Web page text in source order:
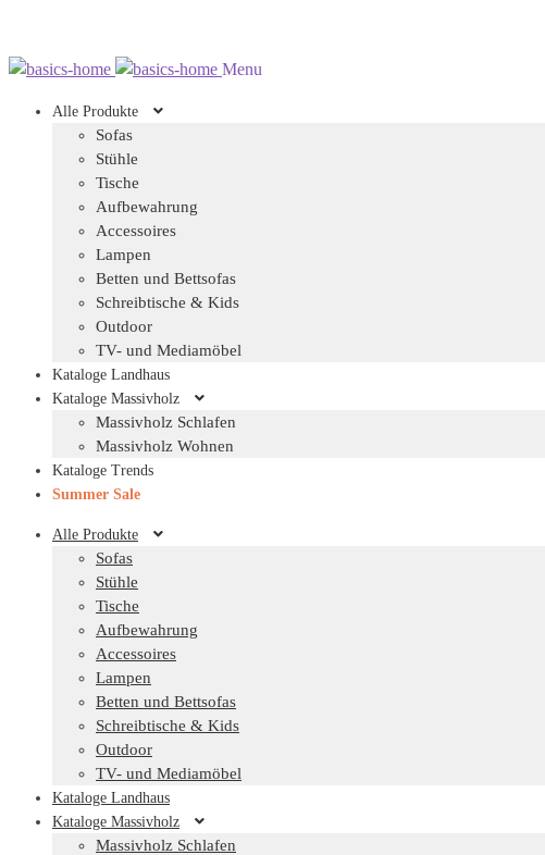
Zur
springen
Zum
springen
Menu
Alle Produkte
Sofas
Stühle
Tische
Aufbewahrung
Accessoires
Lampen
Betten und Bettsofas
Schreibtische & Kids
Outdoor
TV- und Mediamöbel
Kataloge Landhaus
Kataloge Massivholz
Massivholz Schlafen
Massivholz Wohnen
Kataloge Trends
Summer Sale
Alle Produkte
Sofas
Stühle
Tische
Aufbewahrung
Accessoires
Lampen
Betten und Bettsofas
Schreibtische & Kids
Outdoor
TV- und Mediamöbel
Kataloge Landhaus
Kataloge Massivholz
Massivholz Schlafen